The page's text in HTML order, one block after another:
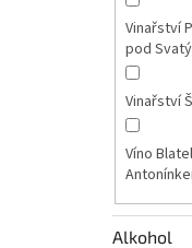
Vinařství
pod
Vinařství
Víno
Alkohol